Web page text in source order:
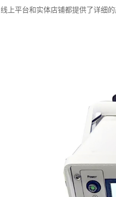
线上平台和实体店铺都提供了详细